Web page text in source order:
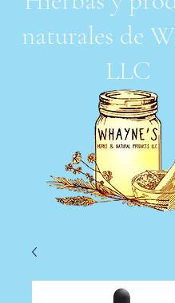
naturales de
LLC